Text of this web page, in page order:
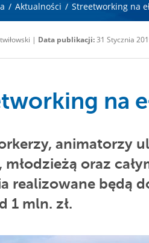
/ Aktualności / Streetworking na
| Data publikacji:31 Stycznia
na
animatorzy
młodzieżą oraz
realizowane będą
1 mln. zł.